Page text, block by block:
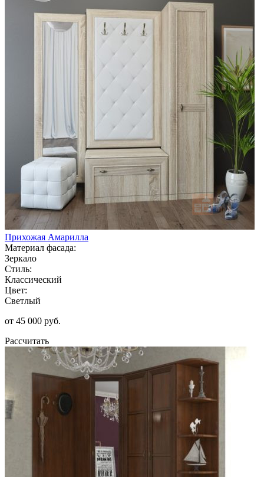
Прихожая Амарилла
Материал фасада:
Зеркало
Стиль:
Классический
Цвет:
Светлый
от 45 000 руб.
Рассчитать